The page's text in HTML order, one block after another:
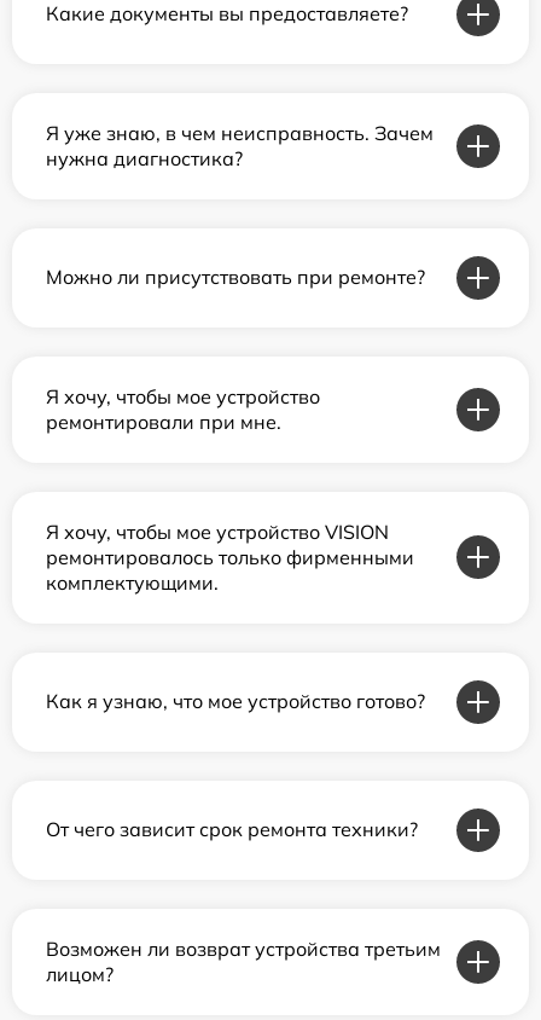
Какие документы вы предоставляете?
Я уже знаю, в чем неисправность. Зачем
нужна диагностика?
Можно ли присутствовать при ремонте?
Я хочу, чтобы мое устройство
ремонтировали при мне.
Я хочу, чтобы мое устройство VISION
ремонтировалось только фирменными
комплектующими.
Как я узнаю, что мое устройство готово?
От чего зависит срок ремонта техники?
Возможен ли возврат устройства третьим
лицом?